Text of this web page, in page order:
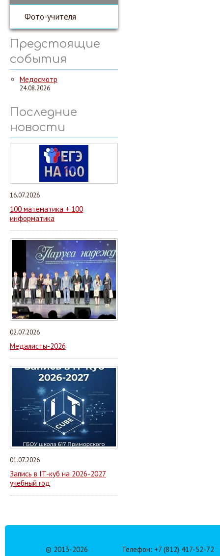
Фото-учителя
Предстоящие
события
Медосмотр
24.08.2026
Последние
новости
16.07.2026
100 математика + 100
информатика
02.07.2026
Медалисты-2026
01.07.2026
Запись в IT-куб на 2026-2027
учебный год
© 2013-2026 Телефон: +7 (812) 417-52-72